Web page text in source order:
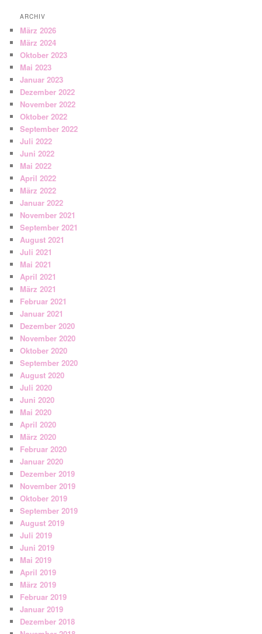
ARCHIV
März 2026
März 2024
Oktober 2023
Mai 2023
Januar 2023
Dezember 2022
November 2022
Oktober 2022
September 2022
Juli 2022
Juni 2022
Mai 2022
April 2022
März 2022
Januar 2022
November 2021
September 2021
August 2021
Juli 2021
Mai 2021
April 2021
März 2021
Februar 2021
Januar 2021
Dezember 2020
November 2020
Oktober 2020
September 2020
August 2020
Juli 2020
Juni 2020
Mai 2020
April 2020
März 2020
Februar 2020
Januar 2020
Dezember 2019
November 2019
Oktober 2019
September 2019
August 2019
Juli 2019
Juni 2019
Mai 2019
April 2019
März 2019
Februar 2019
Januar 2019
Dezember 2018